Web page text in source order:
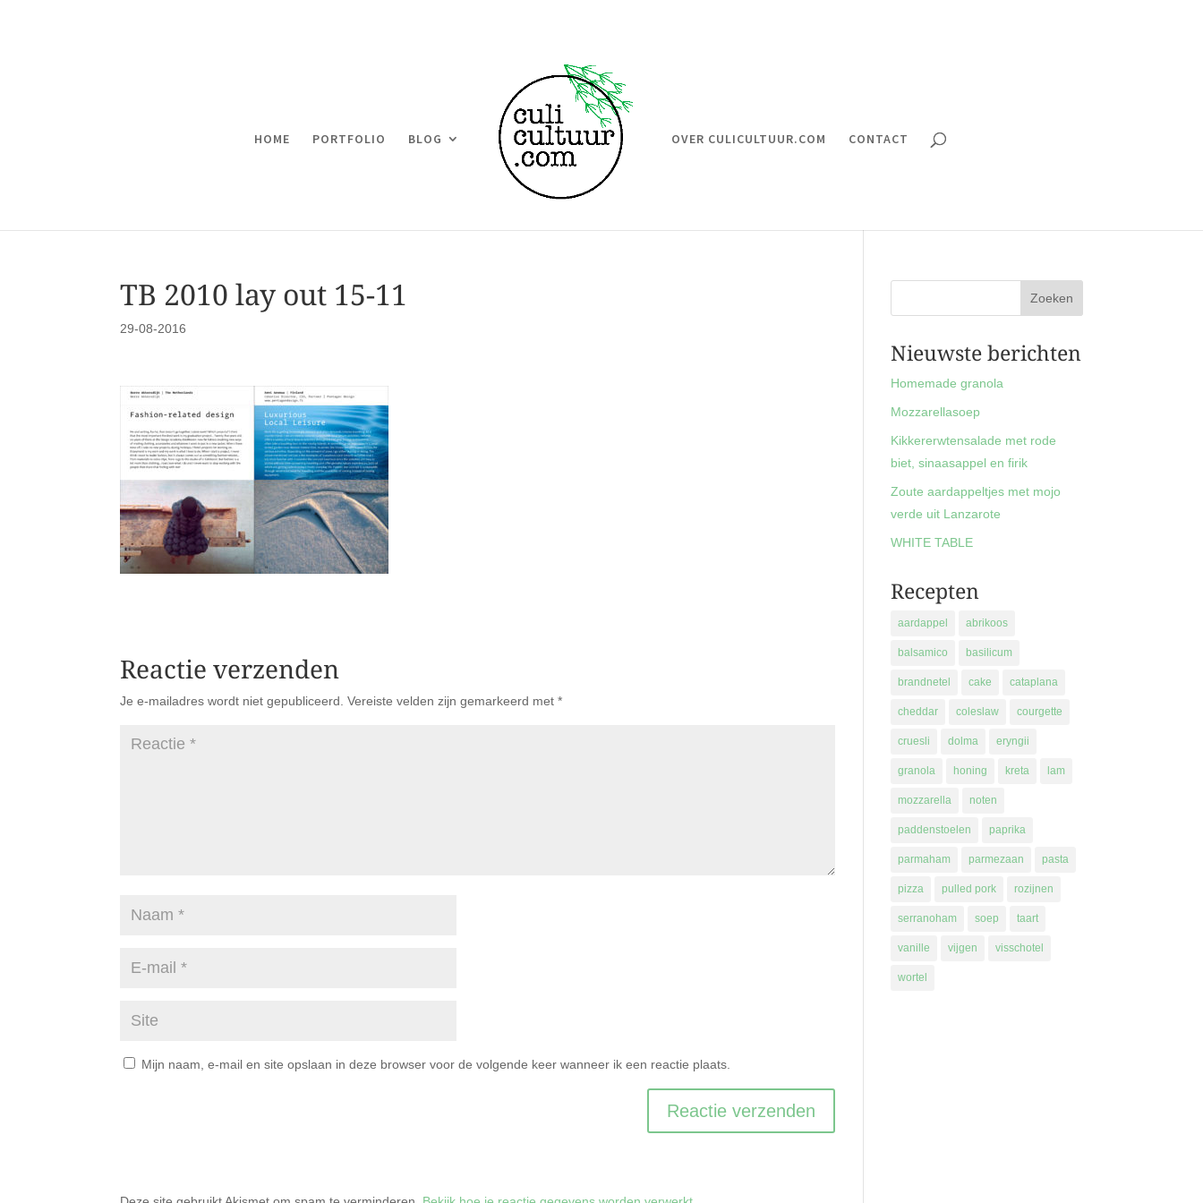
HOME PORTFOLIO BLOG OVER CULICULTUUR.COM CONTACT
TB 2010 lay out 15-11
29-08-2016
Reactie verzenden
Je e-mailadres wordt niet gepubliceerd. Vereiste velden zijn gemarkeerd met*
Mijn naam, e-mail en site opslaan in deze browser voor de volgende keer wanneer ik een reactie plaats.
Nieuwste berichten
Homemade granola
Mozzarellasoep
Kikkererwtensalade met rode
biet, sinaasappel en firik
Zoute aardappeltjes met mojo
verde uit Lanzarote
WHITE TABLE
Recepten
aardappel abrikoos
balsamico basilicum
brandnetel cake cataplana
cheddar coleslaw courgette
cruesli dolma eryngii
granola honing kreta lam
mozzarella noten
paddenstoelen paprika
parmaham parmezaan pasta
pizza pulled pork rozijnen
serranoham soep taart
vanille vijgen visschotel
wortel